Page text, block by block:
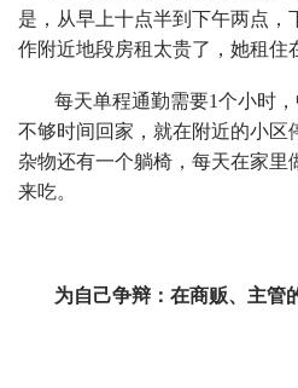
是，从早上十点半到下午两点，
作附近地段房租太贵了，她租住
每天单程通勤需要1个小时
不够时间回家，就在附近的小区
杂物还有一个躺椅，每天在家里
来吃。
为自己争辩：在商贩、主管